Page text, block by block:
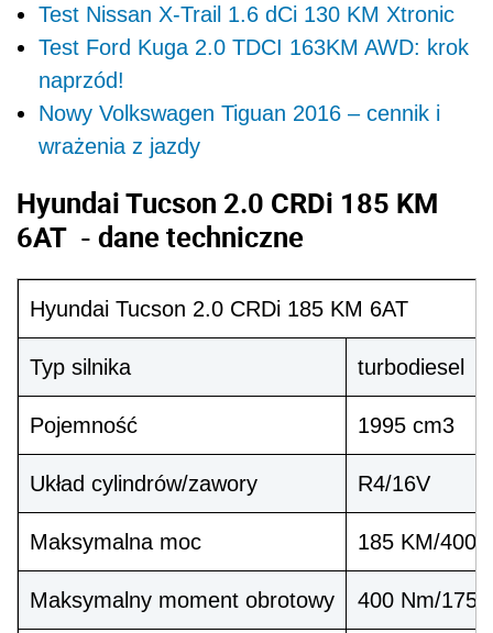
Test Nissan X-Trail 1.6 dCi 130 KM Xtronic
Test Ford Kuga 2.0 TDCI 163KM AWD: krok
naprzód!
Nowy Volkswagen Tiguan 2016 – cennik i
wrażenia z jazdy
Hyundai Tucson 2.0 CRDi 185 KM
6AT - dane techniczne
Hyundai Tucson 2.0 CRDi 185 KM 6AT
Typ silnika turbodiesel
Pojemność 1995 cm3
Układ cylindrów/zawory R4/16V
Maksymalna moc 185 KM/
Maksymalny moment obrotowy 400 Nm/